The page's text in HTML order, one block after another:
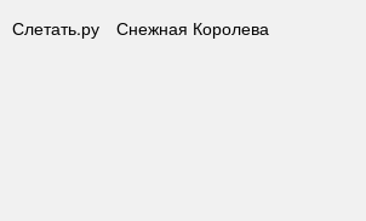
Слетать.ру Снежная Королева